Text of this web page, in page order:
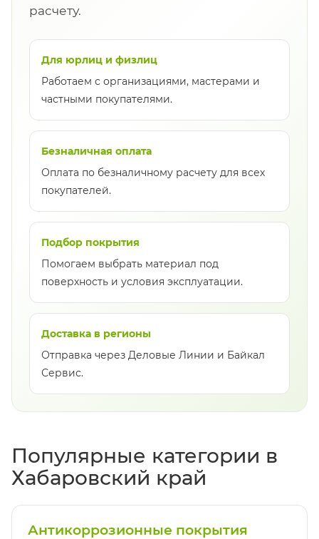
расчету.
Для юрлиц и физлиц
Работаем с организациями, мастерами и
частными покупателями.
Безналичная оплата
Оплата по безналичному расчету для всех
покупателей.
Подбор покрытия
Помогаем выбрать материал под
поверхность и условия эксплуатации.
Доставка в регионы
Отправка через Деловые Линии и Байкал
Сервис.
Популярные категории в
Хабаровский край
Антикоррозионные покрытия